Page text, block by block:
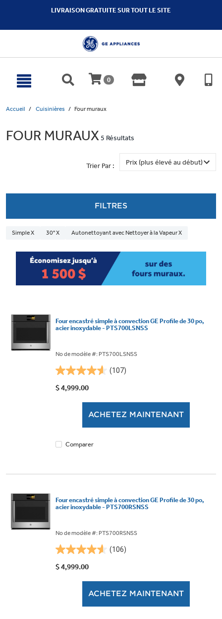
LIVRAISON GRATUITE SUR TOUT LE SITE
0
Accueil Cuisinières Four muraux
FOUR MURAUX5 Résultats
Trier Par :
FILTRES
Simple X 30" X Autonettoyant avec Nettoyer à la Vapeur X
Four encastré simple à convection GE Profile de 30 po,
acier inoxydable - PTS700LSNSS
No de modèle #: PTS700LSNSS
(107)
4.6
étoile(s)
$ 4,999.00
ACHETEZ MAINTENANT
Comparer
Four encastré simple à convection GE Profile de 30 po,
acier inoxydable - PTS700RSNSS
No de modèle #: PTS700RSNSS
(106)
4.6
étoile(s)
$ 4,999.00
ACHETEZ MAINTENANT